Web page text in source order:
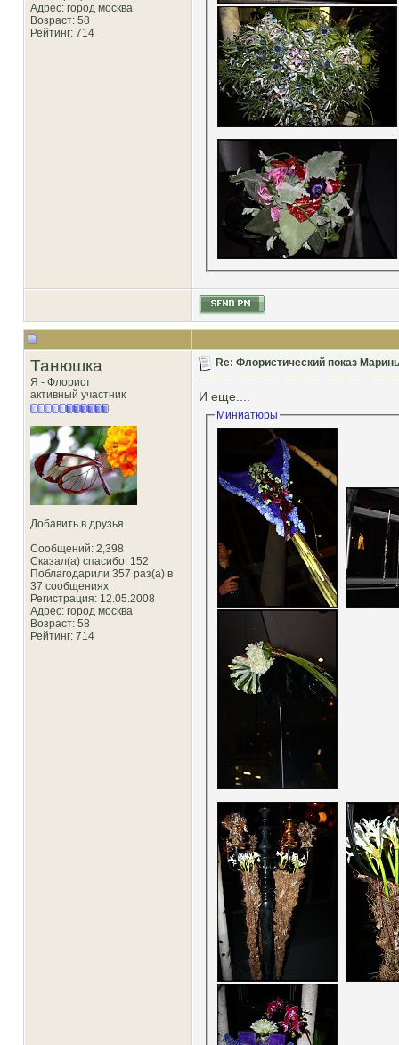
Адрес: город москва
Возраст: 58
Рейтинг: 714
Танюшка
Я - Флорист
активный участник
Добавить в друзья
Сообщений: 2,398
Сказал(а) спасибо: 152
Поблагодарили 357 раз(а) в
37 сообщениях
Регистрация: 12.05.2008
Адрес: город москва
Возраст: 58
Рейтинг: 714
Re: Флористический показ
И еще....
Миниатюры